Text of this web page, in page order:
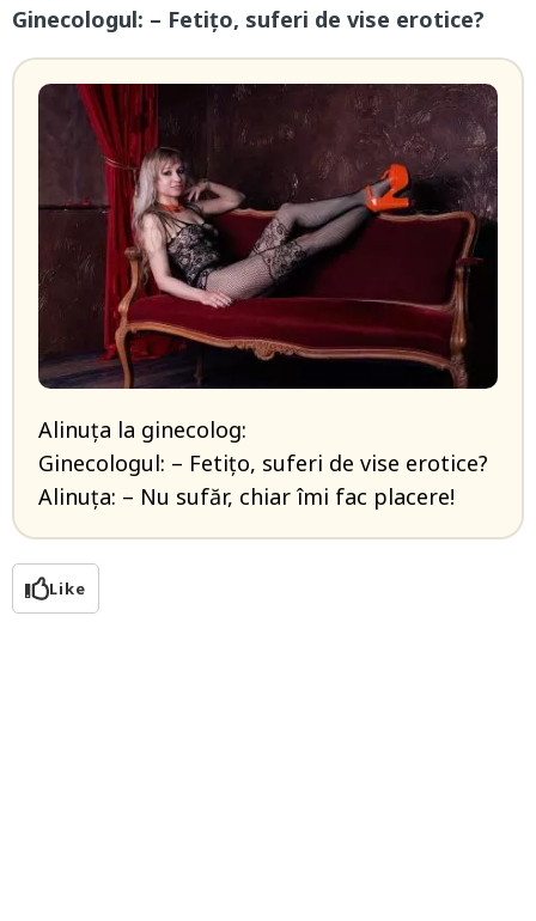
Ginecologul: – Fetiţo, suferi de vise erotice?
Alinuţa la ginecolog:
Ginecologul: – Fetiţo, suferi de vise erotice?
Alinuţa: – Nu sufăr, chiar îmi fac placere!
Like